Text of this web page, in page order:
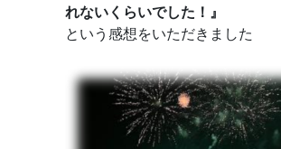
れないくらいでした！』
という感想をいただきました